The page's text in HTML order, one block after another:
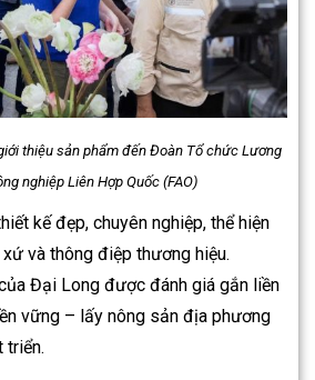
thiệu sản phẩm đến Đoàn Tổ chức Lương
nghiệp Liên Hợp Quốc (FAO)
kế đẹp, chuyên nghiệp, thể hiện
và thông điệp thương hiệu.
Đại Long được đánh giá gắn liền
vững – lấy nông sản địa phương
triển.